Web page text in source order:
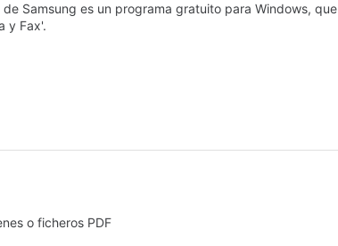
Samsung es un programa gratuito para Windows, que
y Fax'.
o ficheros PDF